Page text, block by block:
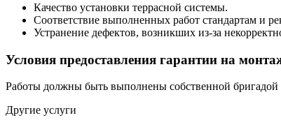
Качество установки террасной системы.
Соответствие выполненных работ стандартам и
Устранение дефектов, возникших из-за
Условия предоставления гарантии на
Работы должны быть выполнены собственной бригадой
Другие услуги